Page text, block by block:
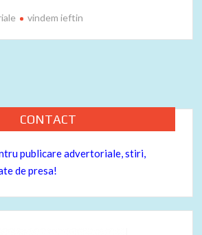
ta
vindem ieftin
CONTACT
publicare advertoriale, stiri,
de presa!